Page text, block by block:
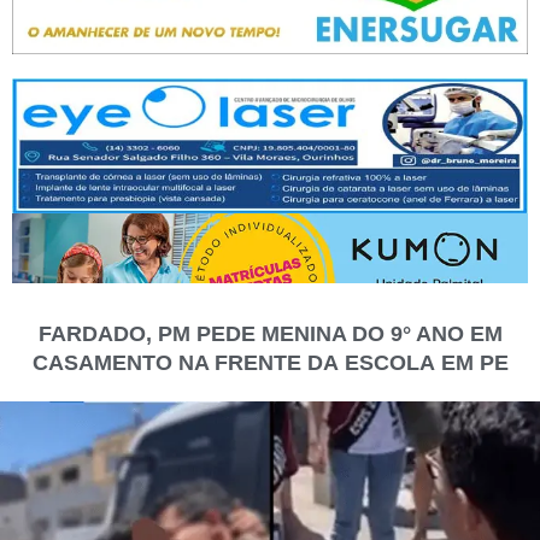
FARDADO, PM PEDE MENINA DO 9° ANO EM
CASAMENTO NA FRENTE DA ESCOLA EM PE